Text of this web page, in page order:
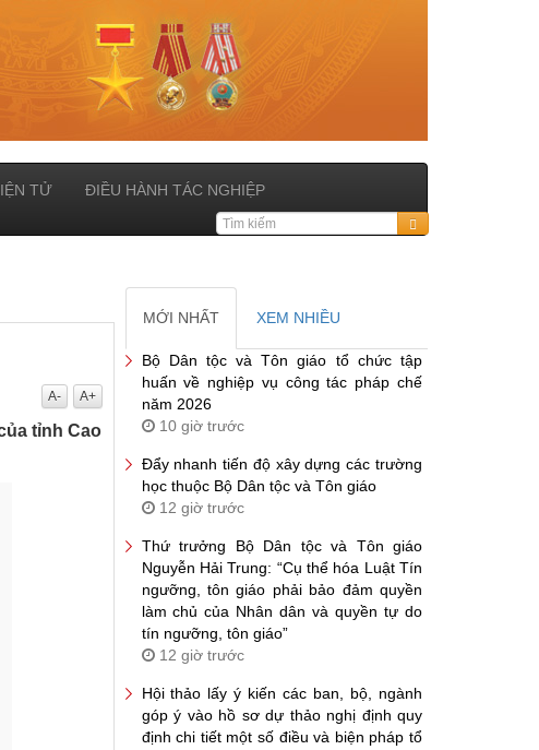
TỬ ĐIỀU HÀNH TÁC NGHIỆP
A+
A-
tỉnh Cao
MỚI NHẤT XEM NHIỀU
Bộ Dân tộc và Tôn giáo tổ chức tập
huấn về nghiệp vụ công tác pháp chế
năm 2026
10 giờ trước
Đẩy nhanh tiến độ xây dựng các trường
học thuộc Bộ Dân tộc và Tôn giáo
12 giờ trước
Thứ trưởng Bộ Dân tộc và Tôn giáo
Nguyễn Hải Trung: “Cụ thể hóa Luật Tín
ngưỡng, tôn giáo phải bảo đảm quyền
làm chủ của Nhân dân và quyền tự do
tín ngưỡng, tôn giáo”
12 giờ trước
Hội thảo lấy ý kiến các ban, bộ, ngành
góp ý vào hồ sơ dự thảo nghị định quy
định chi tiết một số điều và biện pháp tổ